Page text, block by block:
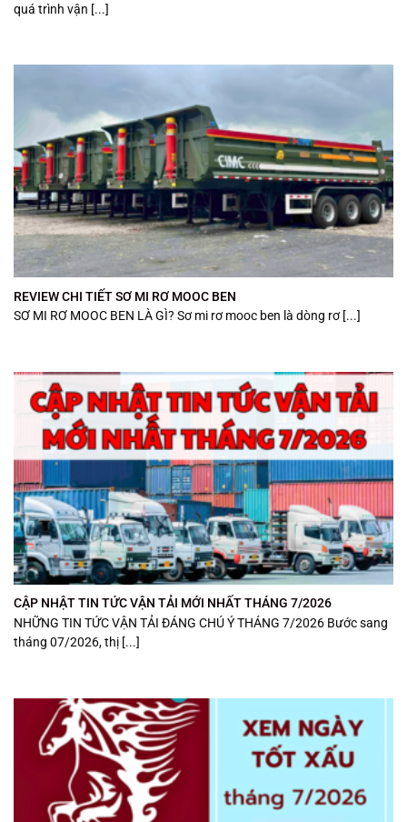
quá trình vận [...]
REVIEW CHI TIẾT SƠ MI RƠ MOOC BEN
SƠ MI RƠ MOOC BEN LÀ GÌ? Sơ mi rơ mooc ben là dòng rơ [...]
CẬP NHẬT TIN TỨC VẬN TẢI MỚI NHẤT THÁNG 7/2026
NHỮNG TIN TỨC VẬN TẢI ĐÁNG CHÚ Ý THÁNG 7/2026 Bước sang
tháng 07/2026, thị [...]